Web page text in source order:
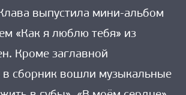
выпустила мини-альбом
«Как я люблю тебя» из
Кроме заглавной
в сборник вошли музыкальные